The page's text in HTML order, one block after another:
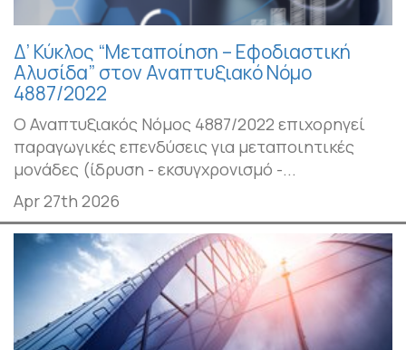
Δ’ Κύκλος “Μεταποίηση – Εφοδιαστική
Αλυσίδα” στον Αναπτυξιακό Νόμο
4887/2022
Ο Αναπτυξιακός Νόμος 4887/2022 επιχορηγεί
παραγωγικές επενδύσεις για μεταποιητικές
μονάδες (ίδρυση - εκσυγχρονισμό -...
Apr 27th 2026